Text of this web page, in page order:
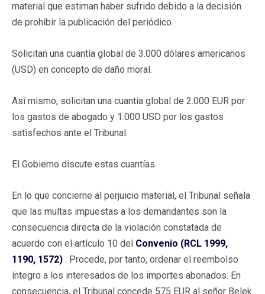
material que estiman haber sufrido debido a la decisión
de prohibir la publicación del periódico.
Solicitan una cuantía global de 3.000 dólares americanos
(USD) en concepto de daño moral.
Así mismo, solicitan una cuantía global de 2.000 EUR por
los gastos de abogado y 1.000 USD por los gastos
satisfechos ante el Tribunal.
El Gobierno discute estas cuantías.
En lo que concierne al perjuicio material, el Tribunal señala
que las multas impuestas a los demandantes son la
consecuencia directa de la violación constatada de
acuerdo con el artículo 10 del Convenio (RCL 1999,
1190, 1572) . Procede, por tanto, ordenar el reembolso
íntegro a los interesados de los importes abonados. En
consecuencia, el Tribunal concede 575 EUR al señor Belek